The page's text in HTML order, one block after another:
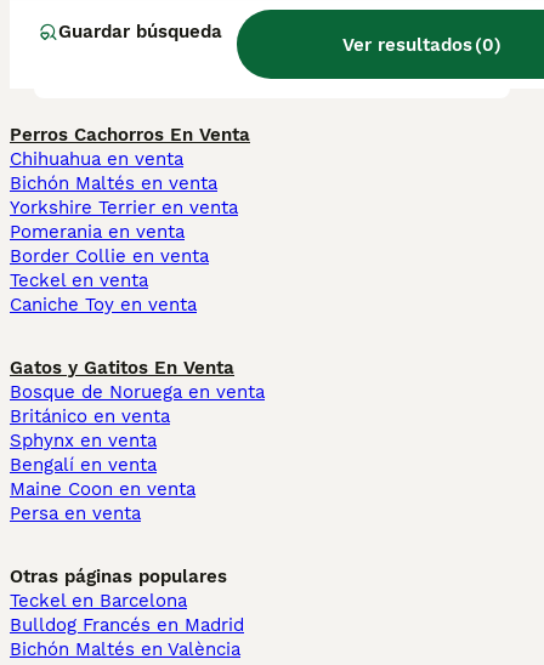
Guardar búsqueda
Ver resultados(0)
¿Perro braco es agresivo?
Perros Cachorros En Venta
Chihuahua en venta
Bichón Maltés en venta
Yorkshire Terrier en venta
Pomerania en venta
Border Collie en venta
Teckel en venta
Caniche Toy en venta
Gatos y Gatitos En Venta
Bosque de Noruega en venta
Británico en venta
Sphynx en venta
Bengalí en venta
Maine Coon en venta
Persa en venta
Otras páginas populares
Teckel en Barcelona
Bulldog Francés en Madrid
Bichón Maltés en València